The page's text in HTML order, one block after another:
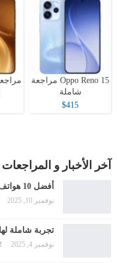
Oppo Reno 15 مراجعة
شاملة
$415
آخر الأخبار و
أفضل 10 هواتف ذكية لعام 2025
نوفمبر 10, 2025
تجربة شاملة لهاتف أوبو
نوفمبر 4, 2025